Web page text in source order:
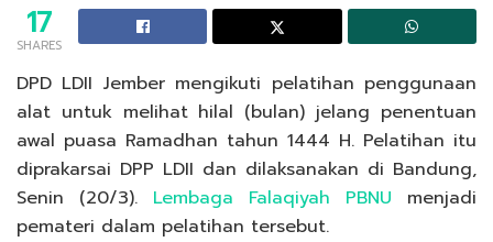
17
SHARES
DPD LDII Jember mengikuti pelatihan penggunaan
alat untuk melihat hilal (bulan) jelang penentuan
awal puasa Ramadhan tahun 1444 H. Pelatihan itu
diprakarsai DPP LDII dan dilaksanakan di Bandung,
Senin (20/3). Lembaga Falaqiyah PBNU menjadi
pemateri dalam pelatihan tersebut.